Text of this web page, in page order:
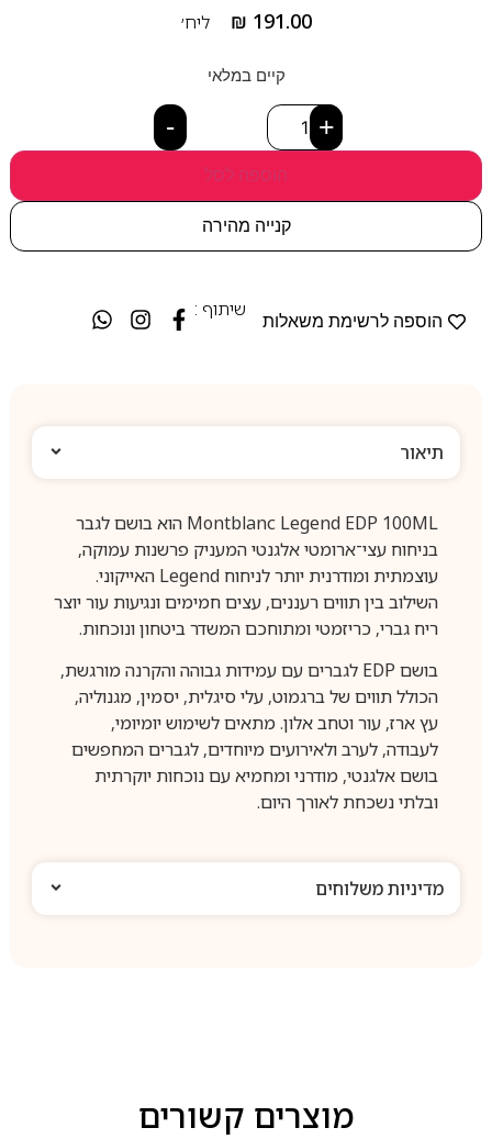
₪ 191.00 ליח׳
קיים במלאי
- +
הוספה לסל
קנייה מהירה
הוספה לרשימת משאלות
שיתוף :
תיאור
Montblanc Legend EDP 100ML הוא בושם לגבר
בניחוח עצי־ארומטי אלגנטי המעניק פרשנות עמוקה,
עוצמתית ומודרנית יותר לניחוח Legend האייקוני.
השילוב בין תווים רעננים, עצים חמימים ונגיעות עור יוצר
ריח גברי, כריזמטי ומתוחכם המשדר ביטחון ונוכחות.
בושם EDP לגברים עם עמידות גבוהה והקרנה מורגשת,
הכולל תווים של ברגמוט, עלי סיגלית, יסמין, מגנוליה,
עץ ארז, עור וטחב אלון. מתאים לשימוש יומיומי,
לעבודה, לערב ולאירועים מיוחדים, לגברים המחפשים
בושם אלגנטי, מודרני ומחמיא עם נוכחות יוקרתית
ובלתי נשכחת לאורך היום.
מדיניות משלוחים
מוצרים קשורים